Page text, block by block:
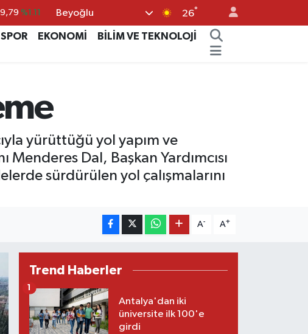
%0.18
%0.32
%-14
Beyoğlu 26°
SPOR EKONOMİ
BİLİM VE TEKNOLOJİ
yürüttüğü yol yapım ve
Dal, Başkan Yardımcısı
sürdürülen yol çalışmalarını
A- A+
Trend Haberler
Antalya'dan iki
üniversite ilk 100'e
girdi
1